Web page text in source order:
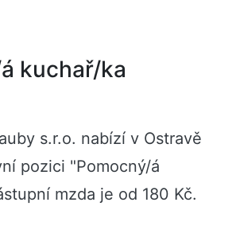
kuchař/ka
s.r.o. nabízí v Ostravě
pozici "Pomocný/á
mzda je od 180 Kč.